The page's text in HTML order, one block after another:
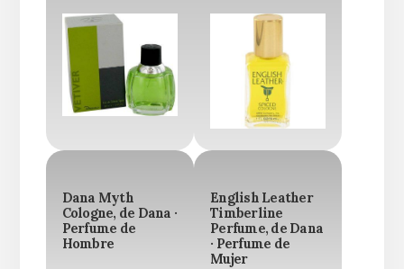
Dana Myth
Cologne, de Dana ·
Perfume de
Hombre
English Leather
Timberline
Perfume, de Dana
· Perfume de
Mujer